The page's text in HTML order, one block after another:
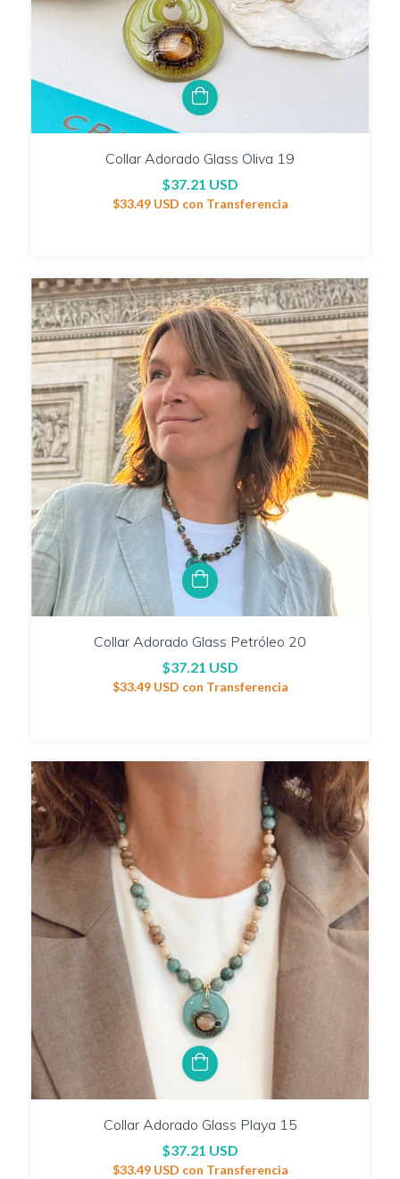
Collar Adorado Glass Oliva 19
$37.21 USD
$33.49 USD con Transferencia
Collar Adorado Glass Petróleo 20
$37.21 USD
$33.49 USD con Transferencia
Collar Adorado Glass Playa 15
$37.21 USD
$33.49 USD con Transferencia